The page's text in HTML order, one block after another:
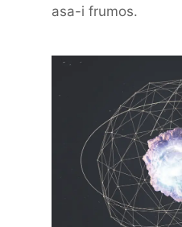
asa-i frumos.